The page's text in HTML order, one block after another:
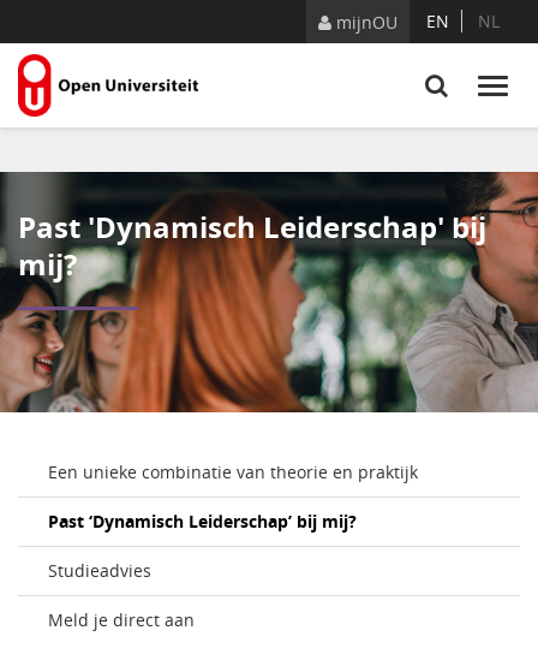
mijnOU EN NL
Past 'Dynamisch Leiderschap' bij
mij?
Een unieke combinatie van theorie en praktijk
Past ‘Dynamisch Leiderschap’ bij mij?
Studieadvies
Meld je direct aan